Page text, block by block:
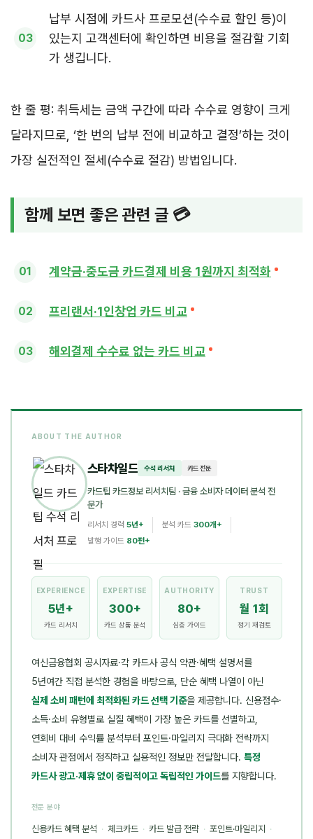
납부 시점에 카드사 프로모션(수수료 할인 등)이
있는지 고객센터에 확인하면 비용을 절감할 기회
가 생깁니다.
한 줄 평: 취득세는 금액 구간에 따라 수수료 영향이 크게
달라지므로, ‘한 번의 납부 전에 비교하고 결정’하는 것이
가장 실전적인 절세(수수료 절감) 방법입니다.
함께 보면 좋은 관련 글 💳
계약금·중도금 카드결제 비용 1원까지 최적화
프리랜서·1인창업 카드 비교
해외결제 수수료 없는 카드 비교
ABOUT THE AUTHOR
스타차일드 수석 리서처 카드 전문
카드팁 카드정보 리서치팀 · 금융 소비자 데이터 분석 전
문가
리서치 경력 5년+ 분석 카드 300개+
발행 가이드 80편+
EXPERIENCE
5년+
카드 리서치
EXPERTISE
300+
카드 상품 분석
AUTHORITY
80+
심층 가이드
TRUST
월 1회
정기 재검토
여신금융협회 공시자료·각 카드사 공식 약관·혜택 설명서를
5년여간 직접 분석한 경험을 바탕으로, 단순 혜택 나열이 아닌
실제 소비 패턴에 최적화된 카드 선택 기준을 제공합니다. 신용점수·
소득·소비 유형별로 실질 혜택이 가장 높은 카드를 선별하고,
연회비 대비 수익률 분석부터 포인트·마일리지 극대화 전략까지
소비자 관점에서 정직하고 실용적인 정보만 전달합니다. 특정
카드사 광고·제휴 없이 중립적이고 독립적인 가이드를 지향합니다.
전문 분야
신용카드 혜택 분석 · 체크카드 · 카드 발급 전략 · 포인트·마일리지 ·